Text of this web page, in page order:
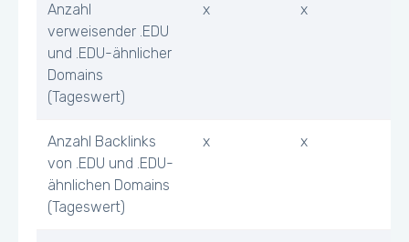
Anzahl
verweisender .EDU
und .EDU-ähnlicher
Domains
(Tageswert)
x x
Anzahl Backlinks
von .EDU und .EDU-
ähnlichen Domains
(Tageswert)
x x